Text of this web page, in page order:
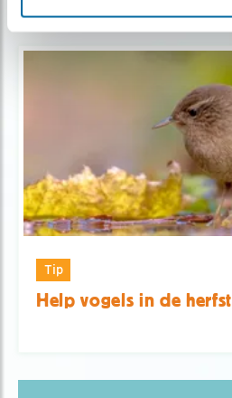
Tip
Help vogels in de herfst